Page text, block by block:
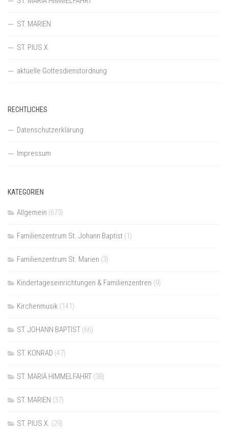
ST. MARIEN
ST. PIUS X.
aktuelle Gottesdienstordnung
RECHTLICHES
Datenschutzerklärung
Impressum
KATEGORIEN
Allgemein (673)
Familienzentrum St. Johann Baptist (1)
Familienzentrum St. Marien (3)
Kindertageseinrichtungen & Familienzentren (9)
Kirchenmusik (141)
ST. JOHANN BAPTIST (66)
ST. KONRAD (47)
ST. MARIÄ HIMMELFAHRT (38)
ST. MARIEN (37)
ST. PIUS X. (29)